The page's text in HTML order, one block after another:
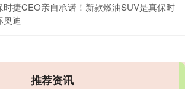
时捷CEO亲自承诺！新款燃油SUV是真保时
奥迪
推荐资讯